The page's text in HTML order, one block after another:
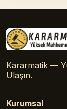
Kararmatik —
Ulaşın.
Kurumsal